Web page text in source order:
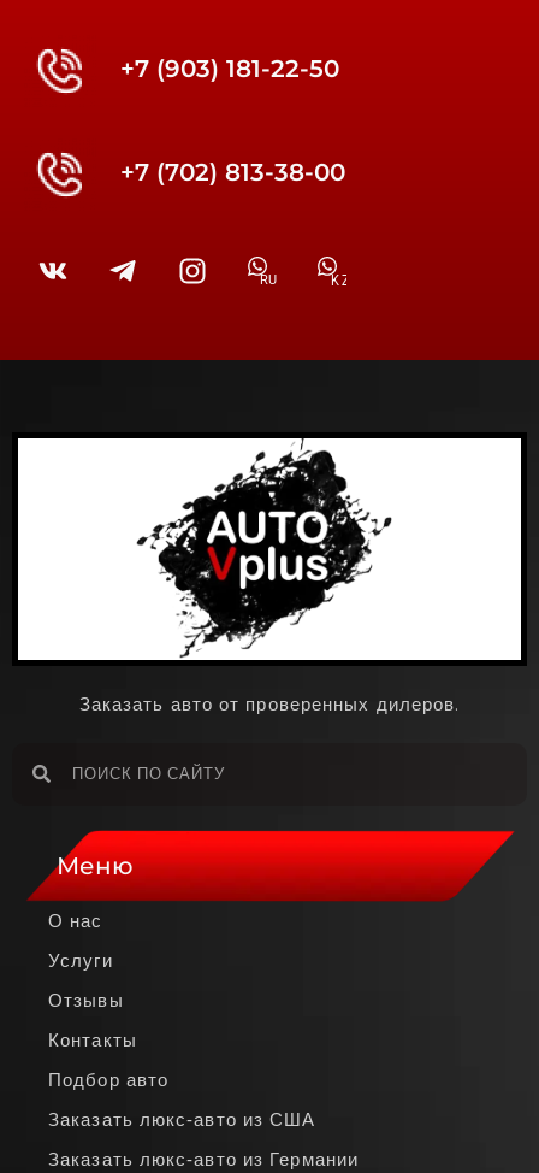
+7 (903) 181-22-50
+7 (702) 813-38-00
RU KZ
Заказать авто от проверенных дилеров.
Меню
О нас
Услуги
Отзывы
Контакты
Подбор авто
Заказать люкс‑авто из США
Заказать люкс‑авто из Германии